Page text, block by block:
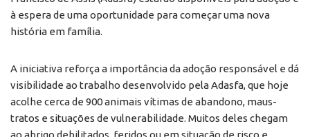
à espera de uma oportunidade para começar uma nova
história em família.
A iniciativa reforça a importância da adoção responsável e dá
visibilidade ao trabalho desenvolvido pela Adasfa, que hoje
acolhe cerca de 900 animais vítimas de abandono, maus-
tratos e situações de vulnerabilidade. Muitos deles chegam